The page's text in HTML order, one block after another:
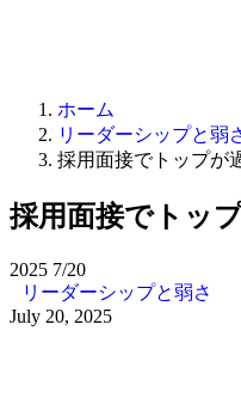
ホーム
リーダーシップと弱
採用面接でトップが
採用面接でトッ
2025 7/20
リーダーシップと弱さ
July 20, 2025